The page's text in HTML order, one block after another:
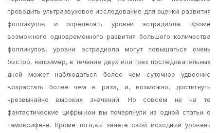
проводить ультразвуковое исследование для оценки развития
фолликулов и определять уровни эстрадиола. Кроме
возможного одновременного развития большого количества
фолликулов, уровни эстрадиола могут повышаться очень
быстро, например, в течение двух или трех последовательных
дней может наблюдаться более чем суточное удвоение
возрастать более чем в раза, и, возможно, достигнуть
чрезвычайно высоких значений. Но совсем не на те
фантастические цифры,кои вы почерпнули из одной статьи о
тамоксифене. Кроме того,вы знаете свой исходный уровень